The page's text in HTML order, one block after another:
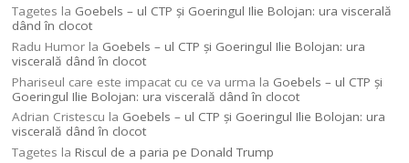
Tagetes la Goebels – ul CTP şi Goeringul Ilie Bolojan: ura viscerală
dând în clocot
Radu Humor la Goebels – ul CTP şi Goeringul Ilie Bolojan: ura
viscerală dând în clocot
Phariseul care este impacat cu ce va urma la Goebels – ul CTP şi
Goeringul Ilie Bolojan: ura viscerală dând în clocot
Adrian Cristescu la Goebels – ul CTP şi Goeringul Ilie Bolojan: ura
viscerală dând în clocot
Tagetes laRiscul de a paria pe Donald Trump